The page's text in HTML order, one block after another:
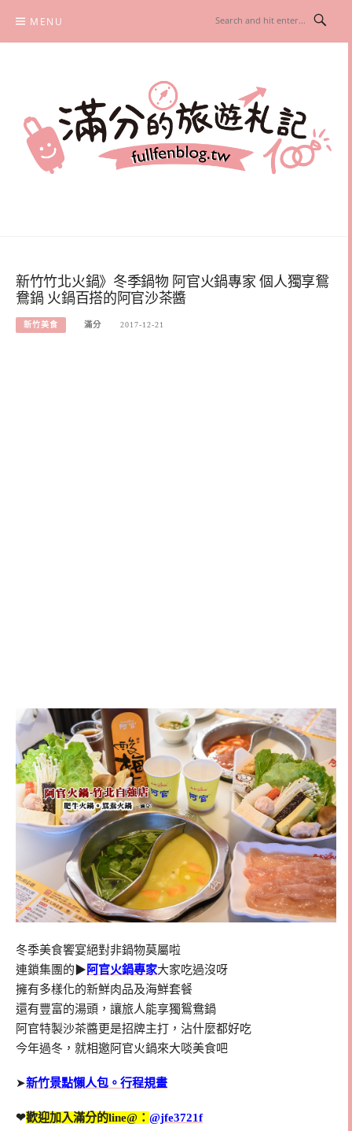
content
MENU
新竹竹北火鍋》冬季鍋物 阿官火鍋專家 個人獨享鴛
鴦鍋 火鍋百搭的阿官沙茶醬
新竹美食 滿分 2017-12-21
冬季美食饗宴絕對非鍋物莫屬啦
連鎖集團的▶阿官火鍋專家大家吃過沒呀
擁有多樣化的新鮮肉品及海鮮套餐
還有豐富的湯頭，讓旅人能享獨鴛鴦鍋
阿官特製沙茶醬更是招牌主打，沾什麼都好吃
今年過冬，就相邀阿官火鍋來大啖美食吧
➤新竹景點懶人包。行程規畫
❤歡迎加入滿分的line@： @jfe3721f